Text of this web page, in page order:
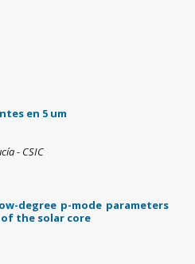
en 5 um
- CSIC
degree p-mode parameters
the solar core